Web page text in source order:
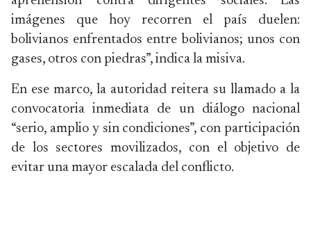
imágenes que hoy recorren el país duelen:
bolivianos enfrentados entre bolivianos; unos con
gases, otros con piedras”, indica la misiva.
En ese marco, la autoridad reitera su llamado a la
convocatoria inmediata de un diálogo nacional
“serio, amplio y sin condiciones”, con participación
de los sectores movilizados, con el objetivo de
evitar una mayor escalada del conflicto.